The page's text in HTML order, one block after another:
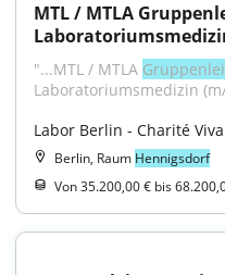
MTL / MTLA
"...MTL / MTLA
Laboratoriumsmedizin
Labor Berlin - Charité
Berlin, Raum Hennigsdorf
Von 35.200,00 € bis